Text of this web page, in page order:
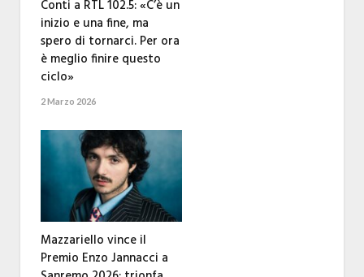
Conti a RTL 102.5: «C’è un
inizio e una fine, ma
spero di tornarci. Per ora
è meglio finire questo
ciclo»
2 Marzo 2026
Mazzariello vince il
Premio Enzo Jannacci a